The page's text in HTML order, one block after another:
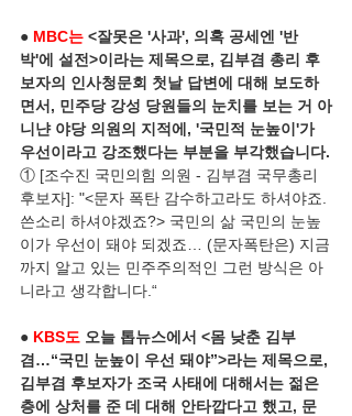
● MBC는 <잘못은 '사과', 의혹 공세엔 '반
박'에 설전>이라는 제목으로, 김부겸 총리 후
보자의 인사청문회 첫날 답변에 대해 보도하
면서, 민주당 강성 당원들의 눈치를 보는 거 아
니냔 야당 의원의 지적에, '국민적 눈높이'가
우선이라고 강조했다는 부분을 부각했습니다.
① [조수진 국민의힘 의원 - 김부겸 국무총리
후보자]: "<문자 폭탄 감수하고라도 하셔야죠.
쓴소리 하셔야겠죠?> 국민의 삶 국민의 눈높
이가 우선이 돼야 되겠죠… (문자폭탄은) 지금
까지 알고 있는 민주주의적인 그런 방식은 아
니라고 생각합니다.“
● KBS도 오늘 톱뉴스에서 <몸 낮춘 김부
겸…“국민 눈높이 우선 돼야”>라는 제목으로,
김부겸 후보자가 조국 사태에 대해서는 젊은
층에 상처를 준 데 대해 안타깝다고 했고, 문